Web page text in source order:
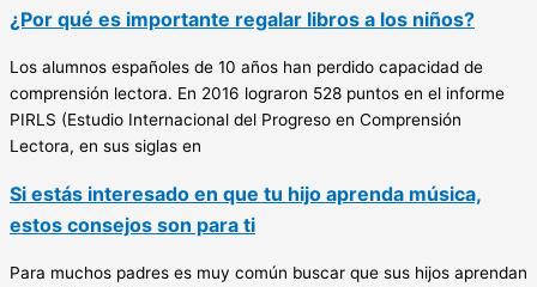
¿Por qué es importante regalar libros a los niños?
Los alumnos españoles de 10 años han perdido capacidad de
comprensión lectora. En 2016 lograron 528 puntos en el informe
PIRLS (Estudio Internacional del Progreso en Comprensión
Lectora, en sus siglas en
Si estás interesado en que tu hijo aprenda música,
estos consejos son para ti
Para muchos padres es muy común buscar que sus hijos aprendan